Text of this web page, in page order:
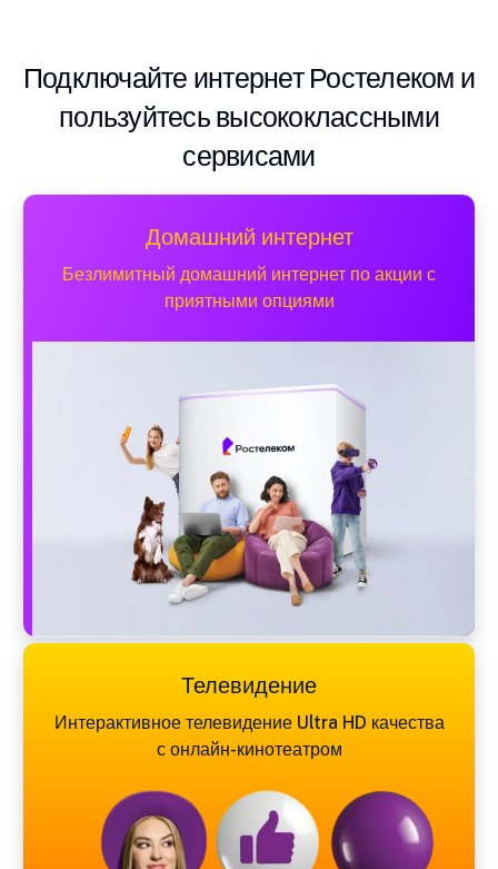
Подключайте интернет Ростелеком и
пользуйтесь высококлассными
сервисами
Домашний интернет
Безлимитный домашний интернет по акции с
приятными опциями
Телевидение
Интерактивное телевидение Ultra HD качества
с онлайн-кинотеатром